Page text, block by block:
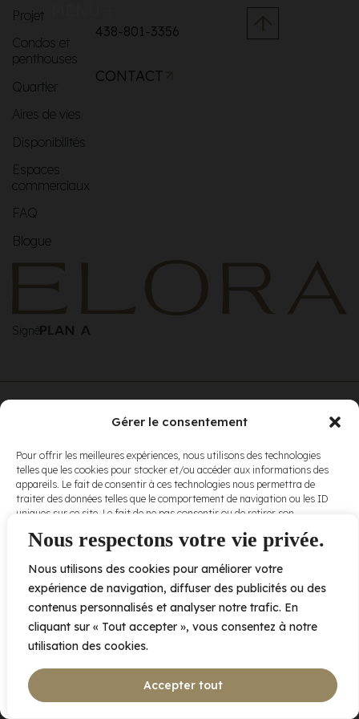
Nous respectons votre vie privée.
Nous utilisons des cookies pour améliorer votre
expérience de navigation, diffuser des publicités ou des
contenus personnalisés et analyser notre trafic. En
cliquant sur « Tout accepter », vous consentez à notre
utilisation des cookies.
Accepter tout
Gérer le consentement
Pour offrir les meilleures expériences, nous utilisons des technologies
telles que les cookies pour stocker et/ou accéder aux informations des
appareils. Le fait de consentir à ces technologies nous permettra de
traiter des données telles que le comportement de navigation ou les ID
uniques sur ce site. Le fait de ne pas consentir ou de retirer son
et fonctions.
Accepter
Refuser
Projet
Condos et
penthouses
Quartier
Aires de vies
Disponibilités
Espaces
commerciaux
FAQ
Blogue
438-801-3356
CONTACT
Signé
conditions
d’utilisationet
nospolitiques
de
confidentialité .
2005 av. de Bois-de-Boulogne, Laval QC H7N 0J7